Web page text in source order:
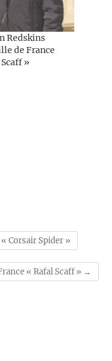
Redskins
de France
»
Corsair Spider »
« Rafal Scaff » →